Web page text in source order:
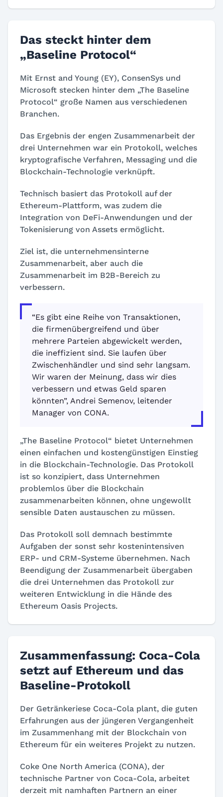
Das steckt hinter dem
„Baseline Protocol“
Mit Ernst and Young (EY), ConsenSys und
Microsoft stecken hinter dem „The Baseline
Protocol“ große Namen aus verschiedenen
Branchen.
Das Ergebnis der engen Zusammenarbeit der
drei Unternehmen war ein Protokoll, welches
kryptografische Verfahren, Messaging und die
Blockchain-Technologie verknüpft.
Technisch basiert das Protokoll auf der
Ethereum-Plattform, was zudem die
Integration von DeFi-Anwendungen und der
Tokenisierung von Assets ermöglicht.
Ziel ist, die unternehmensinterne
Zusammenarbeit, aber auch die
Zusammenarbeit im B2B-Bereich zu
verbessern.
“Es gibt eine Reihe von Transaktionen,
die firmenübergreifend und über
mehrere Parteien abgewickelt werden,
die ineffizient sind. Sie laufen über
Zwischenhändler und sind sehr langsam.
Wir waren der Meinung, dass wir dies
verbessern und etwas Geld sparen
könnten”, Andrei Semenov, leitender
Manager von CONA.
„The Baseline Protocol“ bietet Unternehmen
einen einfachen und kostengünstigen Einstieg
in die Blockchain-Technologie. Das Protokoll
ist so konzipiert, dass Unternehmen
problemlos über die Blockchain
zusammenarbeiten können, ohne ungewollt
sensible Daten austauschen zu müssen.
Das Protokoll soll demnach bestimmte
Aufgaben der sonst sehr kostenintensiven
ERP- und CRM-Systeme übernehmen. Nach
Beendigung der Zusammenarbeit übergaben
die drei Unternehmen das Protokoll zur
weiteren Entwicklung in die Hände des
Ethereum Oasis Projects.
Zusammenfassung: Coca-Cola
setzt auf Ethereum und das
Baseline-Protokoll
Der Getränkeriese Coca-Cola plant, die guten
Erfahrungen aus der jüngeren Vergangenheit
im Zusammenhang mit der Blockchain von
Ethereum für ein weiteres Projekt zu nutzen.
Coke One North America (CONA), der
technische Partner von Coca-Cola, arbeitet
derzeit mit namhaften Partnern an einer